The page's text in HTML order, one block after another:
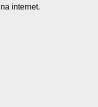
internet.